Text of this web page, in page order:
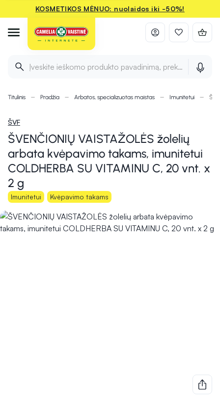
KOSMETIKOS MĖNUO: nuolaidos iki -50%!
Įveskite ieškomo produkto pavadinimą, prekės ženklą ir
Titulinis Pradžia Arbatos, specializuotas maistas Imunitetui
ŠVF
ŠVENČIONIŲ VAISTAŽOLĖS žolelių
arbata kvėpavimo takams, imunitetui
COLDHERBA SU VITAMINU C, 20 vnt. x
2 g
Imunitetui Kvėpavimo takams